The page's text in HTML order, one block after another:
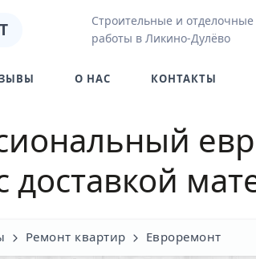
Строительные и отделочные
работы в Ликино-Дулёво
О НАС КОНТАКТЫ
доставкой
Ремонт квартир Евроремонт